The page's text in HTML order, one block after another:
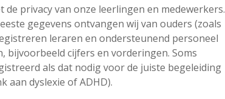
privacy van onze leerlingen en medewerkers.
gegevens ontvangen wij van ouders (zoals
leraren en ondersteunend personeel
bijvoorbeeld cijfers en vorderingen. Soms
als dat nodig voor de juiste begeleiding
aan dyslexie of ADHD).